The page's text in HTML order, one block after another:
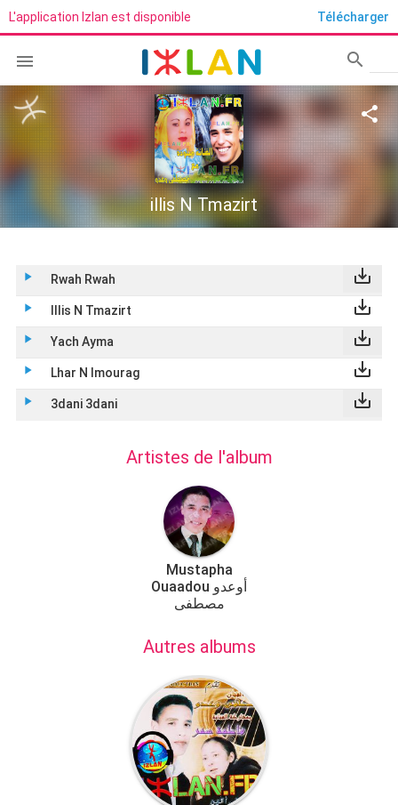
L'application Izlan est disponible Télécharger
 search
illis N Tmazirt
play_arrow Rwah Rwah save_alt
play_arrow Illis N Tmazirt save_alt
play_arrow Yach Ayma save_alt
play_arrow Lhar N Imourag save_alt
play_arrow 3dani 3dani save_alt
Artistes de l'album
Mustapha
Ouaadou أوعدو
مصطفى
Autres albums
share